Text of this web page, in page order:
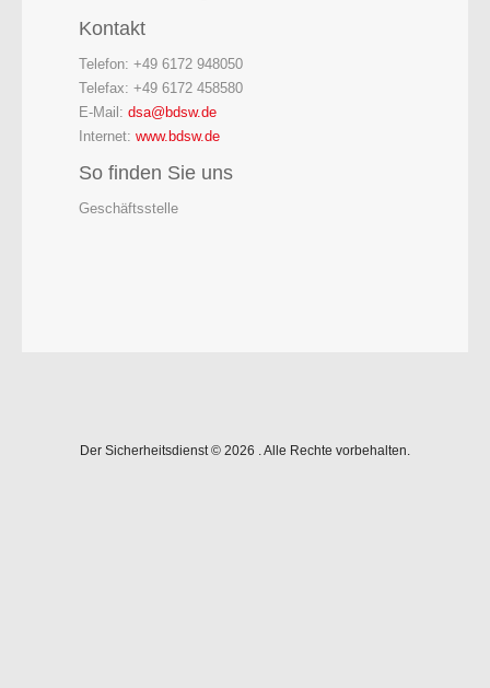
Kontakt
Telefon: +49 6172 948050
Telefax: +49 6172 458580
E-Mail: dsa@bdsw.de
Internet: www.bdsw.de
So finden Sie uns
Geschäftsstelle
Der Sicherheitsdienst © 2026 . Alle Rechte vorbehalten.